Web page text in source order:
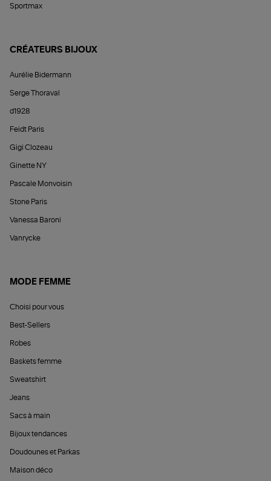
Sportmax
CRÉATEURS BIJOUX
Aurélie Bidermann
Serge Thoraval
d1928
Feidt Paris
Gigi Clozeau
Ginette NY
Pascale Monvoisin
Stone Paris
Vanessa Baroni
Vanrycke
MODE FEMME
Choisi pour vous
Best-Sellers
Robes
Baskets femme
Sweatshirt
Jeans
Sacs à main
Bijoux tendances
Doudounes et Parkas
Maison déco